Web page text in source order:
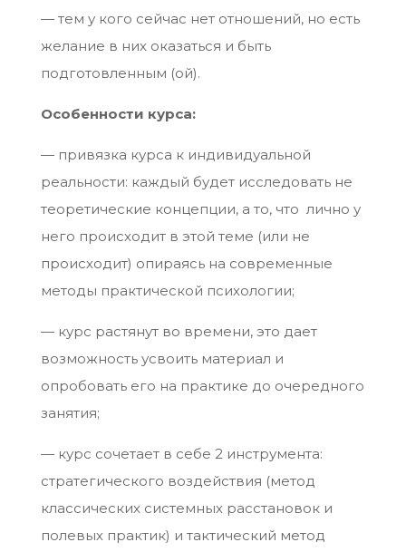
— тем у кого сейчас нет отношений, но есть
желание в них оказаться и быть
подготовленным (ой).
Особенности курса:
— привязка курса к индивидуальной
реальности: каждый будет исследовать не
теоретические концепции, а то, что лично у
него происходит в этой теме (или не
происходит) опираясь на современные
методы практической психологии;
— курс растянут во времени, это дает
возможность усвоить материал и
опробовать его на практике до очередного
занятия;
— курс сочетает в себе 2 инструмента:
стратегического воздействия (метод
классических системных расстановок и
полевых практик) и тактический метод